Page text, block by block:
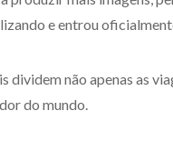
e entrou
dividem não apenas as
do mundo.